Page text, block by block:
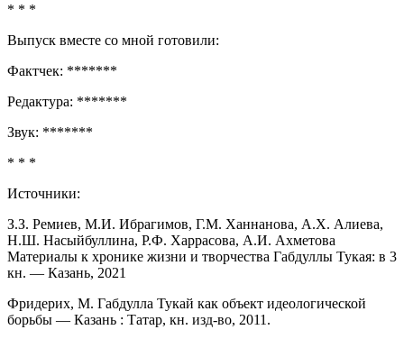
* * *
Выпуск вместе со мной готовили:
Фактчек: *******
Редактура: *******
Звук: *******
* * *
Источники:
З.З. Ремиев, М.И. Ибрагимов, Г.М. Ханнанова, А.Х. Алиева,
Н.Ш. Насыйбуллина, Р.Ф. Харрасова, А.И. Ахметова
Материалы к хронике жизни и творчества Габдуллы Тукая: в 3
кн. — Казань, 2021
Фридерих, М. Габдулла Тукай как объект идеологической
борьбы — Казань : Татар, кн. изд-во, 2011.